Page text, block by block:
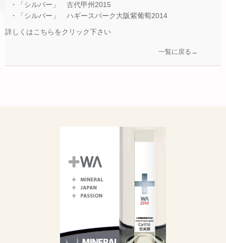
・「シルバー」 古代甲州2015
・「シルバー」 ハギースパーク大阪紫葡萄2014
詳しくはこちらをクリック下さい
一覧に戻る→